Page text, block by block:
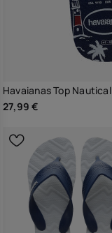
Havaianas Top Nautical
27,99 €